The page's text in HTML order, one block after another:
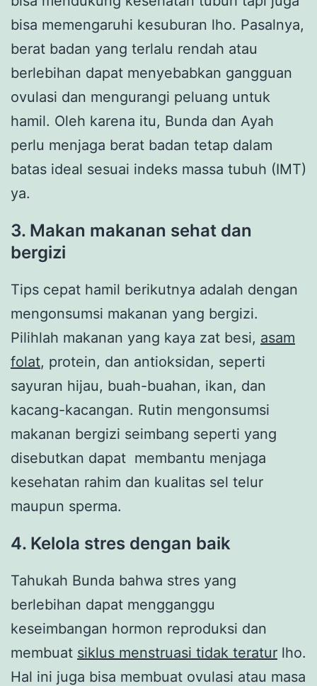
bisa memengaruhi kesuburan lho. Pasalnya,
berat badan yang terlalu rendah atau
berlebihan dapat menyebabkan gangguan
ovulasi dan mengurangi peluang untuk
hamil. Oleh karena itu, Bunda dan Ayah
perlu menjaga berat badan tetap dalam
batas ideal sesuai indeks massa tubuh (IMT)
ya.
3. Makan makanan sehat dan
bergizi
Tips cepat hamil berikutnya adalah dengan
mengonsumsi makanan yang bergizi.
Pilihlah makanan yang kaya zat besi, asam
folat, protein, dan antioksidan, seperti
sayuran hijau, buah-buahan, ikan, dan
kacang-kacangan. Rutin mengonsumsi
makanan bergizi seimbang seperti yang
disebutkan dapat membantu menjaga
kesehatan rahim dan kualitas sel telur
maupun sperma.
4. Kelola stres dengan baik
Tahukah Bunda bahwa stres yang
berlebihan dapat mengganggu
keseimbangan hormon reproduksi dan
membuat siklus menstruasi tidak teratur lho.
Hal ini juga bisa membuat ovulasi atau masa